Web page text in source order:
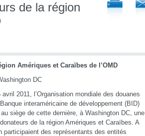
de la région
Amériques et Caraïbes de l’OMD
DC
avril 2011, l’Organisation mondiale des douanes
interaméricaine de développement (BID)
siège de cette dernière, à Washington DC, une
de la région Amériques et Caraïbes. A
participaient des représentants des entités